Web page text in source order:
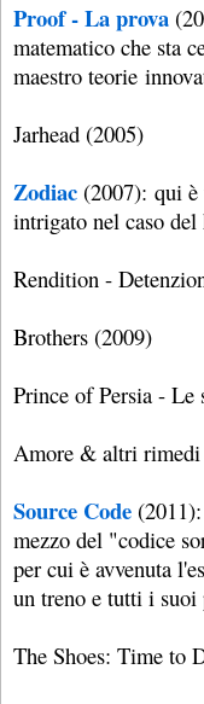
Proof - La prova
matematico che sta
maestro teorie
Jarhead (2005)
Zodiac (2007): qui è
intrigato nel caso
Rendition -
Brothers (2009)
Prince of Persia - Le
Amore & altri
Source Code
mezzo del "codice
per cui è avvenuta
un treno e tutti i suoi
The Shoes: Time to